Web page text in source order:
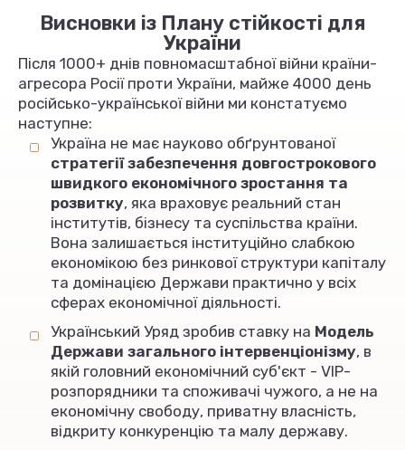
Висновки із Плану стійкості для
України
Після 1000+ днів повномасштабної війни країни-
агресора Росії проти України, майже 4000 день
російсько-української війни ми констатуємо
наступне:
Україна не має науково обґрунтованої
стратегії забезпечення довгострокового
швидкого економічного зростання та
розвитку, яка враховує реальний стан
інститутів, бізнесу та суспільства країни.
Вона залишається інституційно слабкою
економікою без ринкової структури капіталу
та домінацією Держави практично у всіх
сферах економічної діяльності.
Український Уряд зробив ставку на Модель
Держави загального інтервенціонізму, в
якій головний економічний суб'єкт - VIP-
розпорядники та споживачі чужого, а не на
економічну свободу, приватну власність,
відкриту конкуренцію та малу державу.